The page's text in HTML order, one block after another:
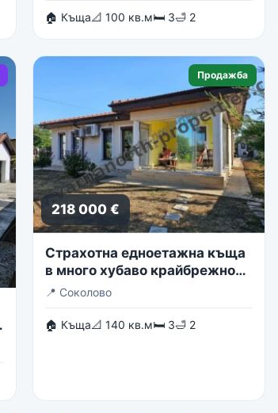
🏠 Къща📐 100 кв.м🛏 3🛁 2
Продажба
218 000 €
Страхотна едноетажна къща
в много хубаво крайбрежно
село
📍 Соколово
🏠 Къща📐 140 кв.м🛏 3🛁 2